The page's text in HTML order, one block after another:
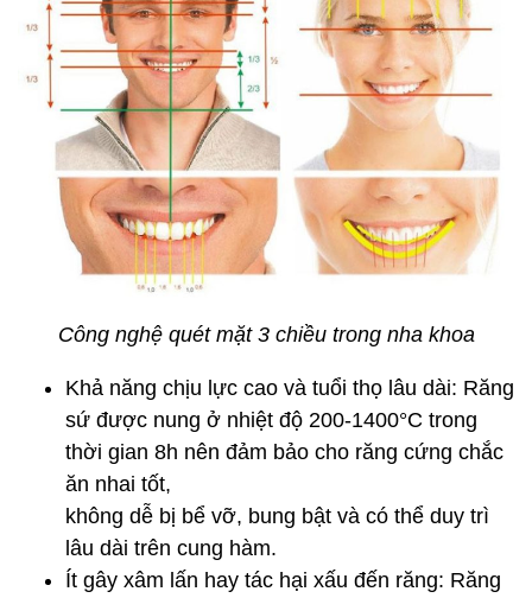
Công nghệ quét mặt 3 chiều trong nha khoa
Khả năng chịu lực cao và tuổi thọ lâu dài: Răng
sứ được nung ở nhiệt độ 200-1400°C trong
thời gian 8h nên đảm bảo cho răng cứng chắc
ăn nhai tốt,
không dễ bị bể vỡ, bung bật và có thể duy trì
lâu dài trên cung hàm.
Ít gây xâm lấn hay tác hại xấu đến răng: Răng